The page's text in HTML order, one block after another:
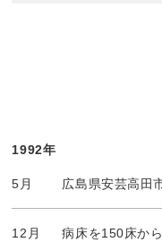
1992年
5月 広島県安芸高田
12月 病床を150床か